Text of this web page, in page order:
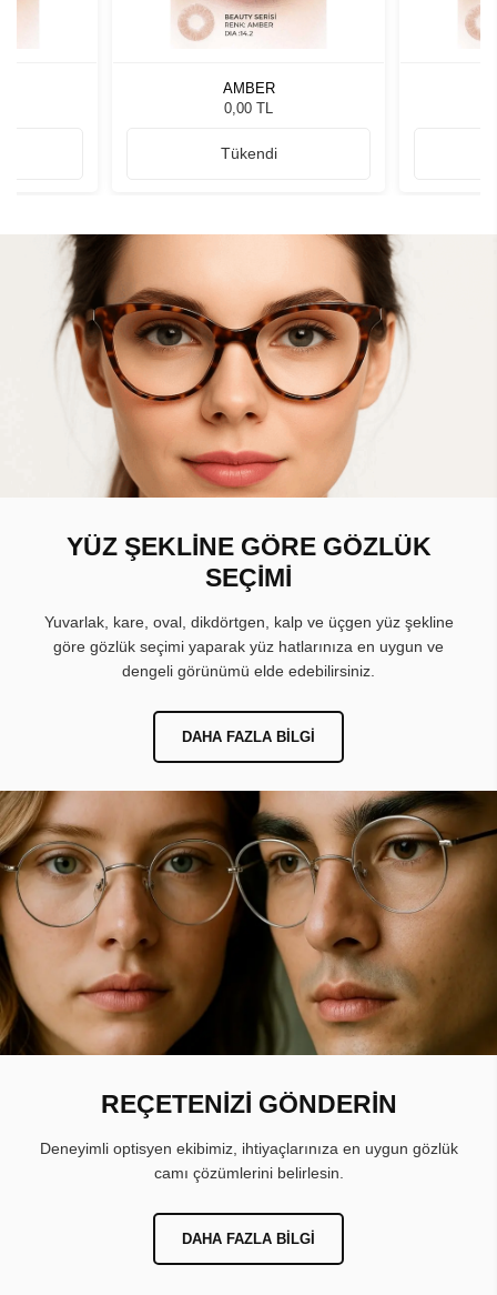
AMBER
0,00 TL
Tükendi
YÜZ ŞEKLİNE GÖRE GÖZLÜK
SEÇİMİ
Yuvarlak, kare, oval, dikdörtgen, kalp ve üçgen yüz şekline
göre gözlük seçimi yaparak yüz hatlarınıza en uygun ve
dengeli görünümü elde edebilirsiniz.
DAHA FAZLA BILGI
REÇETENİZİ GÖNDERİN
Deneyimli optisyen ekibimiz, ihtiyaçlarınıza en uygun gözlük
camı çözümlerini belirlesin.
DAHA FAZLA BILGI